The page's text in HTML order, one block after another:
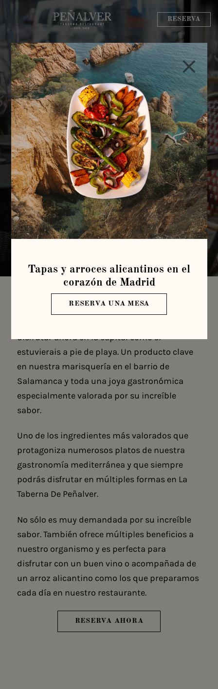
RESERVA
Langosta en Madrid
langosta en Madrid es uno de los
disfrutar ahora en la capital como si
estuvierais a pie de playa. Un producto clave
en nuestra marisquería en el barrio de
Salamanca y toda una joya gastronómica
especialmente valorada por su increíble
sabor.
Uno de los ingredientes más valorados que
protagoniza numerosos platos de nuestra
gastronomía mediterránea y que siempre
podrás disfrutar en múltiples formas en La
Taberna De Peñalver.
No sólo es muy demandada por su increíble
sabor. También ofrece múltiples beneficios a
nuestro organismo y es perfecta para
disfrutar con un buen vino o acompañada de
un arroz alicantino como los que preparamos
cada día en nuestro restaurante.
RESERVA AHORA
Tapas y arroces alicantinos en el
corazón de Madrid
RESERVA UNA MESA